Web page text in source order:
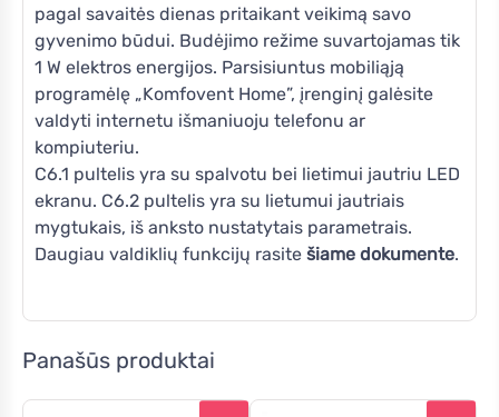
pagal savaitės dienas pritaikant veikimą savo
gyvenimo būdui. Budėjimo režime suvartojamas tik
1 W elektros energijos. Parsisiuntus mobiliąją
programėlę „Komfovent Home”, įrenginį galėsite
valdyti internetu išmaniuoju telefonu ar
kompiuteriu.
C6.1 pultelis yra su spalvotu bei lietimui jautriu LED
ekranu. C6.2 pultelis yra su lietumui jautriais
mygtukais, iš anksto nustatytais parametrais.
Daugiau valdiklių funkcijų rasite šiame dokumente.
Panašūs produktai